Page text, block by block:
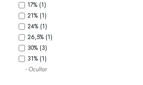
17% (1)
21% (1)
24% (1)
26,5% (1)
30% (3)
31% (1)
- Ocultar